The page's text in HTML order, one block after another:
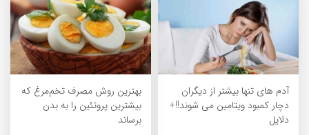
آدم های تنها بیشتر از دیگران
دچار کمبود ویتامین می شوند!!+
دلایل
بهترین روش مصرف تخم‌مرغ که
بیشترین پروتئین را به بدن
برساند